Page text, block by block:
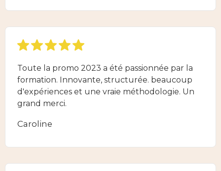
Toute la promo 2023 a été passionnée par la
formation. Innovante, structurée. beaucoup
d'expériences et une vraie méthodologie. Un
grand merci.
Caroline